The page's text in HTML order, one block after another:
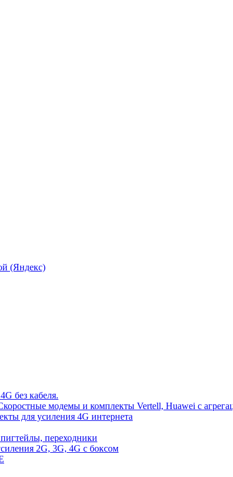
(Яндекс)
без кабеля.
модемы и комплекты Vertell, Huawei с
для усиления 4G интернета
переходники
2G, 3G, 4G с боксом